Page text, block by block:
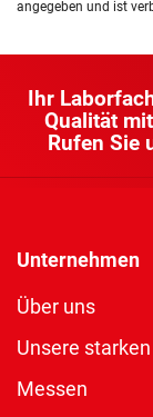
angegeben und ist
Ihr
Qualität
Rufen Sie
Unternehmen
Über uns
Unsere
Messen